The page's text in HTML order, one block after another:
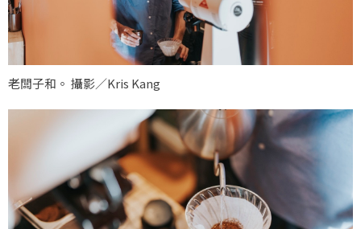
老闆子和。 攝影／Kris Kang